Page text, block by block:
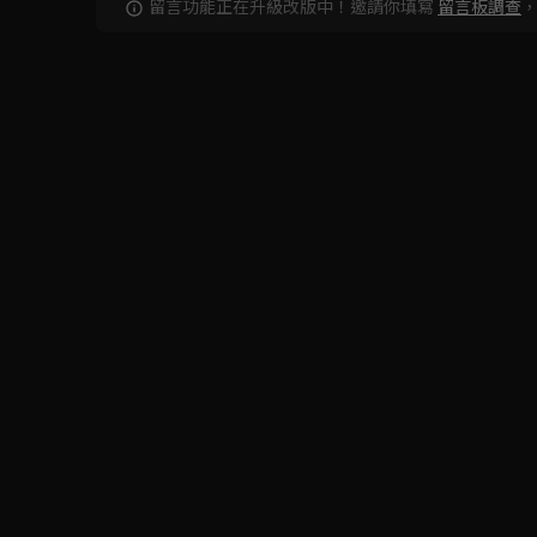
留言功能正在升級改版中！邀請你填寫 留言板調查